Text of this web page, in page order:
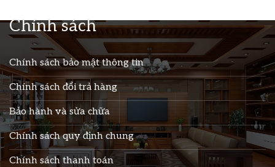
Chính sách
Chính sách bảo mật thông tin
Chính sách đổi trả hàng
Bảo hành và sửa chữa
Chính sách quy định chung
Chính sách thanh toán